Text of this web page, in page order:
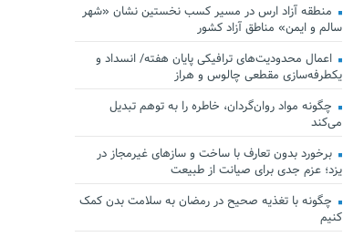
منطقه آزاد ارس در مسیر کسب نخستین نشان «شهر
سالم و ایمن» مناطق آزاد کشور
اعمال محدودیت‌های ترافیکی پایان هفته/ انسداد و
یکطرفه‌سازی مقطعی چالوس و هراز
چگونه مواد روان‌گردان، خاطره را به توهم تبدیل
می‌کند
برخورد بدون تعارف با ساخت‌ و سازهای غیرمجاز در
یزد؛ عزم جدی برای صیانت از طبیعت
چگونه با تغذیه صحیح در رمضان به سلامت بدن کمک
کنیم